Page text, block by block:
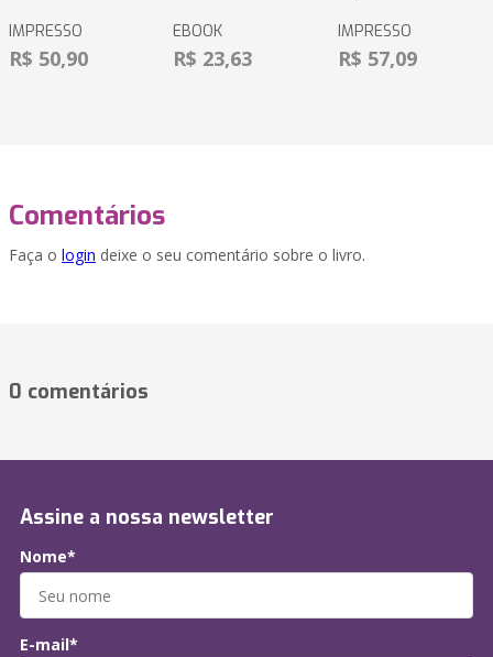
IMPRESSO
R$ 50,90
EBOOK
R$ 23,63
IMPRESSO
R$ 57,09
Comentários
Faça o login deixe o seu comentário sobre o livro.
0 comentários
Assine a nossa newsletter
Nome*
E-mail*